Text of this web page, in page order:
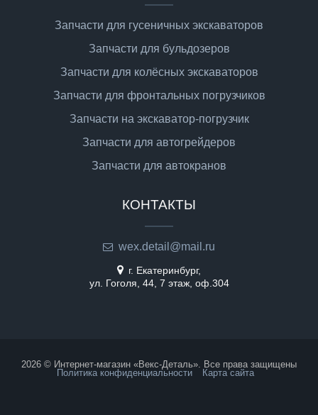
Запчасти для гусеничных экскаваторов
Запчасти для бульдозеров
Запчасти для колёсных экскаваторов
Запчасти для фронтальных погрузчиков
Запчасти на экскаватор-погрузчик
Запчасти для автогрейдеров
Запчасти для автокранов
КОНТАКТЫ
wex.detail@mail.ru
г. Екатеринбург,
ул. Гоголя, 44, 7 этаж, оф.304
2026 © Интернет-магазин «Векс-Деталь». Все права защищены
Политика конфиденциальности
Карта сайта